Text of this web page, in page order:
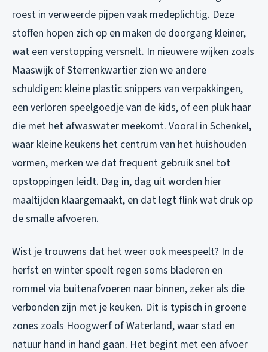
roest in verweerde pijpen vaak medeplichtig. Deze
stoffen hopen zich op en maken de doorgang kleiner,
wat een verstopping versnelt. In nieuwere wijken zoals
Maaswijk of Sterrenkwartier zien we andere
schuldigen: kleine plastic snippers van verpakkingen,
een verloren speelgoedje van de kids, of een pluk haar
die met het afwaswater meekomt. Vooral in Schenkel,
waar kleine keukens het centrum van het huishouden
vormen, merken we dat frequent gebruik snel tot
opstoppingen leidt. Dag in, dag uit worden hier
maaltijden klaargemaakt, en dat legt flink wat druk op
de smalle afvoeren.
Wist je trouwens dat het weer ook meespeelt? In de
herfst en winter spoelt regen soms bladeren en
rommel via buitenafvoeren naar binnen, zeker als die
verbonden zijn met je keuken. Dit is typisch in groene
zones zoals Hoogwerf of Waterland, waar stad en
natuur hand in hand gaan. Het begint met een afvoer